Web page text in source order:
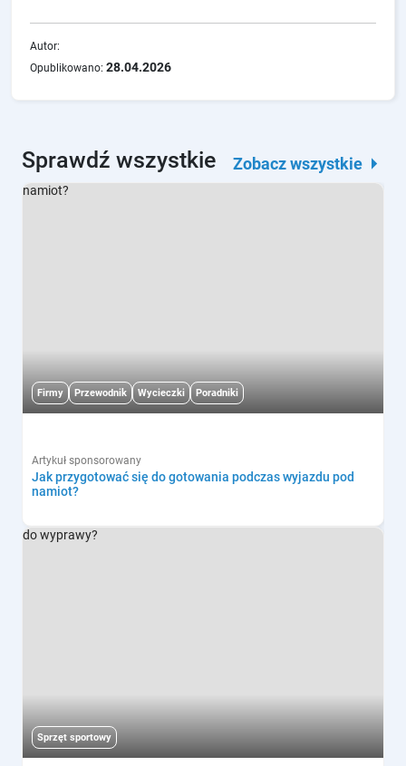
Autor:
Opublikowano: 28.04.2026
Sprawdź wszystkie Zobacz wszystkie arrow_right
Firmy Przewodnik Wycieczki Poradniki
Artykuł sponsorowany
Jak przygotować się do gotowania podczas wyjazdu pod
namiot?
Sprzęt sportowy